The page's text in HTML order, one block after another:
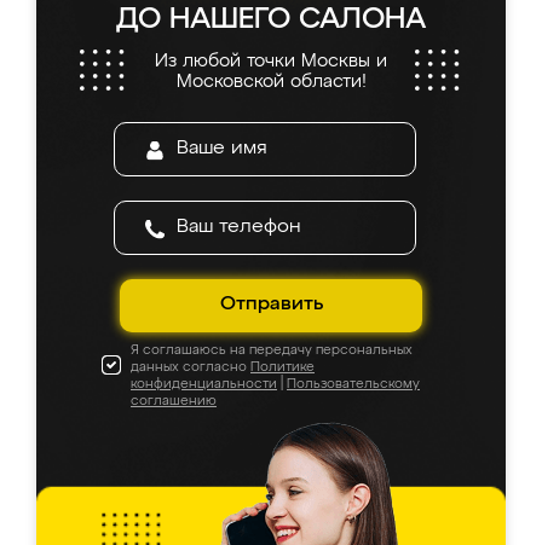
ДО НАШЕГО САЛОНА
Из любой точки Москвы и
Московской области!
Отправить
Я соглашаюсь на передачу персональных
данных согласно Политике
конфиденциальности
Пользовательскому
соглашению